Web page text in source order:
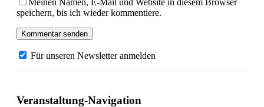
speichern, bis ich wieder kommentiere.
Für unseren Newsletter anmelden
Veranstaltung-Navigation